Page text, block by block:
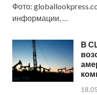
Фото:
информации, …
В